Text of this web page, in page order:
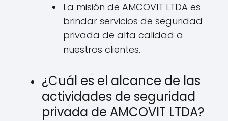
La misión de AMCOVIT LTDA es
brindar servicios de seguridad
privada de alta calidad a
nuestros clientes.
¿Cuál es el alcance de las
actividades de seguridad
privada de AMCOVIT LTDA?